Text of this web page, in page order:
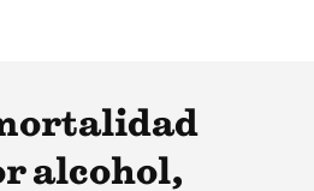
alcohol,